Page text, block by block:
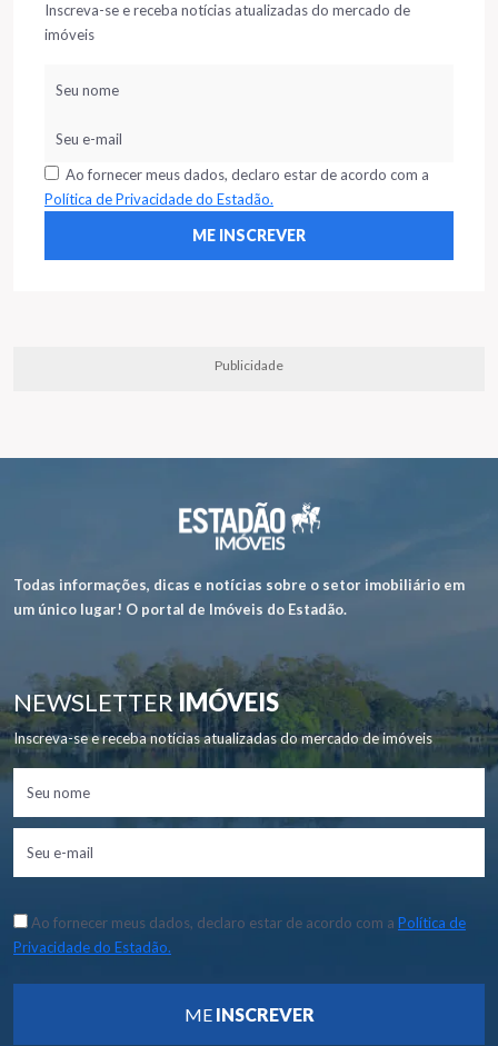
Inscreva-se e receba notícias atualizadas do mercado de
imóveis
Ao fornecer meus dados, declaro estar de acordo com a
Política de Privacidade do Estadão.
Publicidade
Todas informações, dicas e notícias sobre o setor imobiliário em
um único lugar! O portal de Imóveis do Estadão.
NEWSLETTERIMÓVEIS
Inscreva-se e receba notícias atualizadas do mercado de imóveis
Ao fornecer meus dados, declaro estar de acordo com a Política de
Privacidade do Estadão.
ME INSCREVER